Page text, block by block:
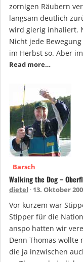
zornigen Räubern
langsam deutlich
wird gierig inhaliert.
Nicht jede
im Herbst so. Aber
Read more…
Barsch
Walking the Dog –
dietel 13. Oktober
Vor kurzem war
Stipper für die
anspo hatten wir
Denn Thomas wollte
die ja inzwischen